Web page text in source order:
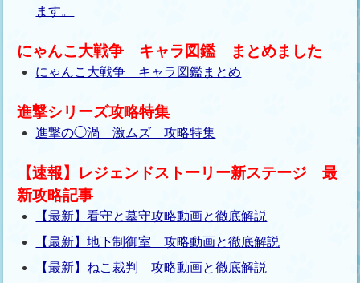
ます。
にゃんこ大戦争 キャラ図鑑 まとめました
にゃんこ大戦争 キャラ図鑑まとめ
進撃シリーズ攻略特集
進撃の◯渦 激ムズ 攻略特集
【速報】レジェンドストーリー新ステージ 最
新攻略記事
【最新】看守と墓守攻略動画と徹底解説
【最新】地下制御室 攻略動画と徹底解説
【最新】ねこ裁判 攻略動画と徹底解説